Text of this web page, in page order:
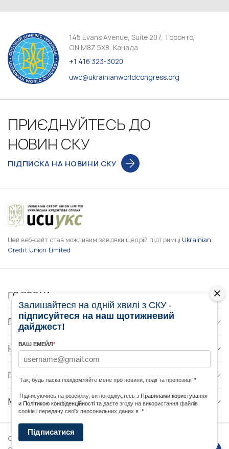
145 Evans Avenue, Suite 207, Торонто,
ON M8Z 5X8, Канада
+1 416 323-3020
uwc@ukrainianworldcongress.org
ПРИЄДНУЙТЕСЬ ДО
НОВИН СКУ
ПІДПИСКА НА НОВИНИ СКУ
Цей веб-сайт став можливим завдяки щедрій підтримці Ukrainian
Credit Union Limited
ГОЛОВНА
ПРО НАС
НОВИНИ
ПРОГРАМИ
МЕДІА КОНТАКТИ
Copyright © 2026 Ukrainian World
Залишайтеся на одній хвилі з СКУ -
підписуйтеся на наш щотижневий
дайджест!
ВАШ ЕМЕЙЛ*
Так, будь ласка повідомляйте мене про новини, події та пропозиції *
Підписуючись на розсилку, ви погоджуєтесь з Правилами користування
и Політикою конфіденційності та даєте згоду на використання файлів
cookie і передачу своїх персональних даних в *
Підписатися